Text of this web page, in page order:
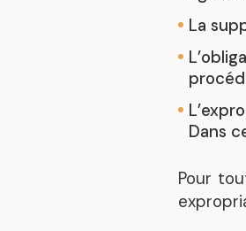
La
Dans
Pour